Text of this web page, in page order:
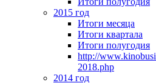
2015 год
Итоги месяца
Итоги квартала
Итоги полугодия
http://
2018.php
2014 год